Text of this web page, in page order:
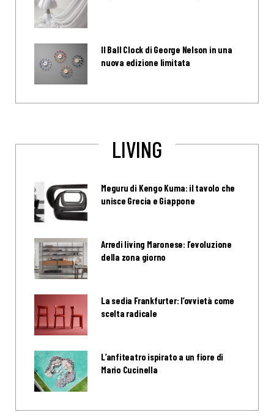
Il Ball Clock di George Nelson in una
nuova edizione limitata
LIVING
Meguru di Kengo Kuma: il tavolo che
unisce Grecia e Giappone
Arredi living Maronese: l’evoluzione
della zona giorno
La sedia Frankfurter: l’ovvietà come
scelta radicale
L’anfiteatro ispirato a un fiore di
Mario Cucinella